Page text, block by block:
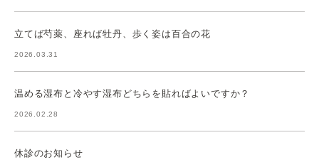
立てば芍薬、座れば牡丹、歩く姿は百合の花
2026.03.31
温める湿布と冷やす湿布どちらを貼ればよいですか？
2026.02.28
休診のお知らせ